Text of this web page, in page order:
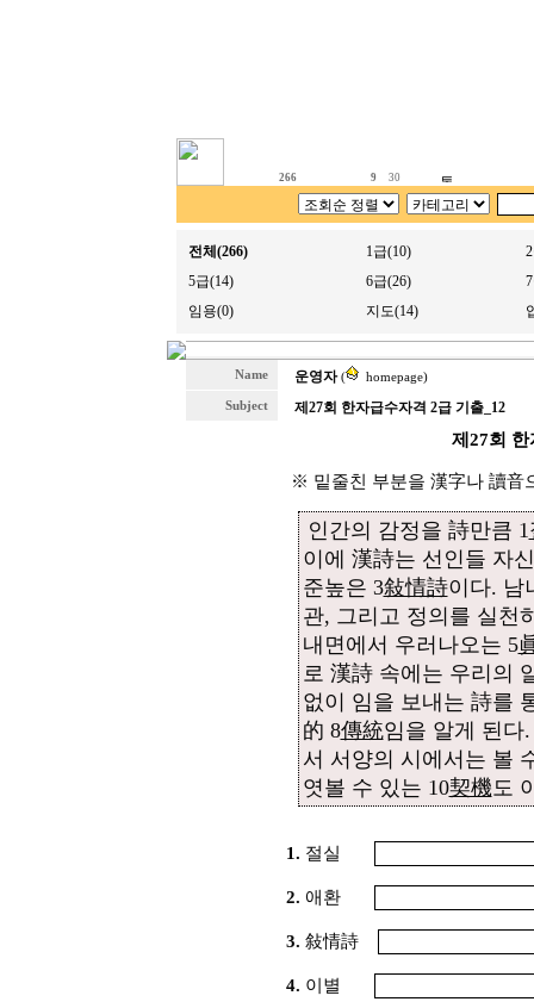
266 9 30
전체(266) 1급(10)
5급(14)
6급(26)
임용(0)
지도(14)
Name 운영자 ( homepage)
Subject 제27회 한자급수자격 2급 기출_12
제27회 한
※ 밑줄친 부분을 漢字나 讀音
인간의 감정을 詩만큼 1
이에 漢詩는 선인들 자
준높은 3敍情詩이다. 남
관, 그리고 정의를 실천
내면에서 우러나오는 5
로 漢詩 속에는 우리의
없이 임을 보내는 詩를
的 8傳統임을 알게 된다
서 서양의 시에서는 볼
엿볼 수 있는 10契機도
1. 절실
2. 애환
3. 敍情詩
4. 이별